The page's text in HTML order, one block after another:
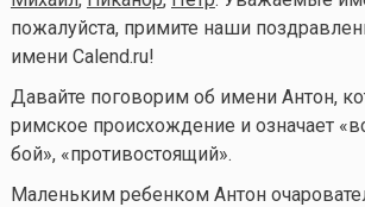
пожалуйста, примите наши
имени Calend.ru!
Давайте поговорим об имени Антон,
римское происхождение и означает
бой», «противостоящий».
Маленьким ребенком Антон